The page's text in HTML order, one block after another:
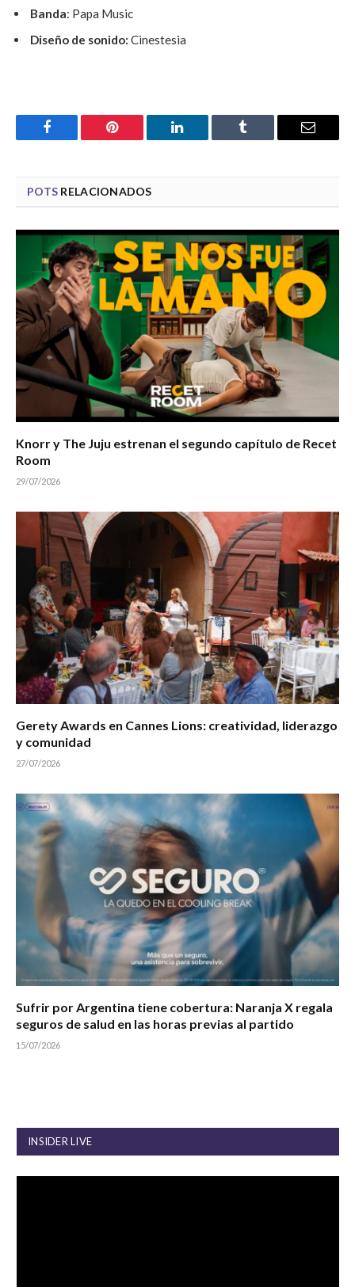
Banda: Papa Music
Diseño de sonido: Cinestesia
Facebook Pinterest LinkedIn Tumblr Email
POTS RELACIONADOS
Knorr y The Juju estrenan el segundo capítulo de Recet
Room
29/07/2026
Gerety Awards en Cannes Lions: creatividad, liderazgo
y comunidad
27/07/2026
Sufrir por Argentina tiene cobertura: Naranja X regala
seguros de salud en las horas previas al partido
15/07/2026
INSIDER LIVE